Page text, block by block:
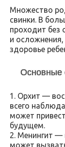
Множество
свинки. В
проходит без
и
здоровье
Основные
1. Орхит —
всего
может
будущем.
2. Менингит —
может